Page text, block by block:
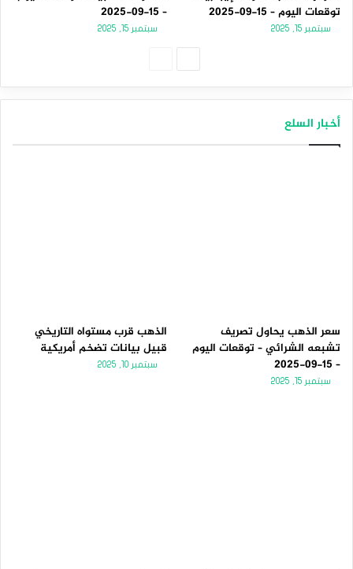
توقعات اليوم – 15-09-2025
سبتمبر 15, 2025
– 15-09-2025
سبتمبر 15, 2025
أخبار السلع
سعر الذهب يحاول تصريف
تشبعه الشرائي – توقعات اليوم
– 15-09-2025
سبتمبر 15, 2025
الذهب قرب مستواه التاريخي
قبيل بيانات تضخم أمريكية
سبتمبر 10, 2025